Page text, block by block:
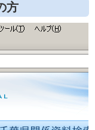
方